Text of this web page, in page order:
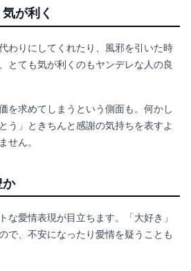
が利く
わりにしてくれたり、風邪を引いた時
とても気が利くのもヤンデレな人の良
を求めてしまうという側面も。何かし
う」ときちんと感謝の気持ちを表すよ
せん。
な愛情表現が目立ちます。「大好き」
で、不安になったり愛情を疑うことも